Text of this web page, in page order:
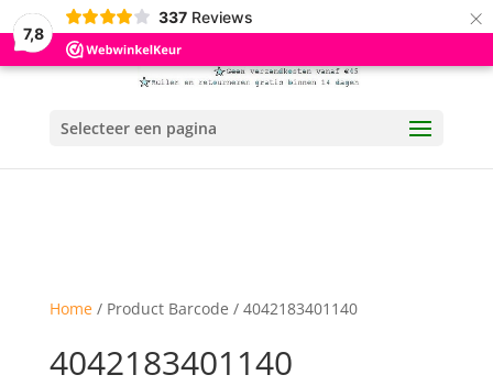
7,8
337 Reviews ×
Selecteer een pagina
Home/ Product Barcode / 4042183401140
4042183401140